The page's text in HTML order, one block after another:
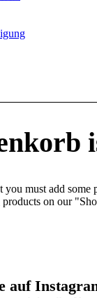
you must add some
on our
auf